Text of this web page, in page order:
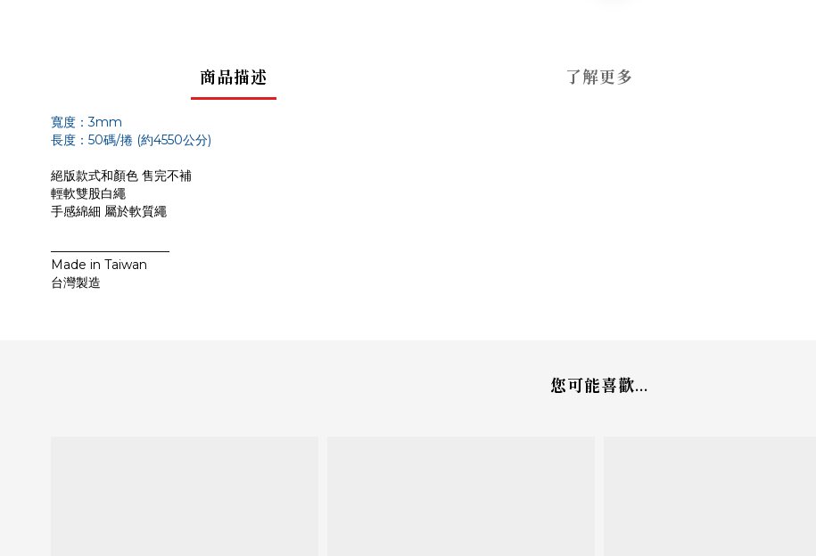
商品描述 了解更多
寬度：3mm
長度：50碼/捲 (約4550公分)
絕版款式和顏色 售完不補
輕軟雙股白繩
手感綿細 屬於軟質繩
Made in Taiwan
台灣製造
您可能喜歡...